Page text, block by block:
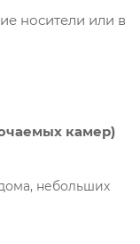
носители или в
камер)
небольших